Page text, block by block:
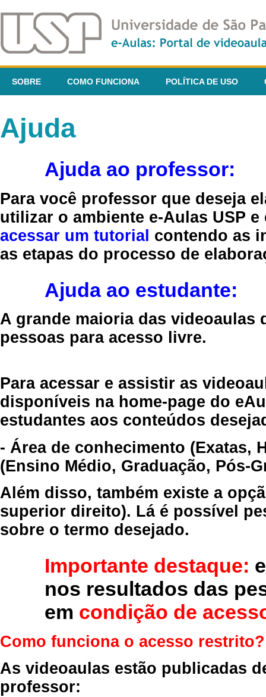
SOBRE COMO FUNCIONA POLÍTICA DE USO
Ajuda
Ajuda ao professor:
Para você professor que deseja
utilizar o ambiente e-Aulas USP
acessar um tutorial contendo as
as etapas do processo de
Ajuda ao estudante:
A grande maioria das videoaulas
pessoas para acesso livre.
Para acessar e assistir as
disponíveis na home-page do
estudantes aos conteúdos
- Área de conhecimento (Exatas,
(Ensino Médio, Graduação, Pós-
Além disso, também existe a
superior direito). Lá é possível
sobre o termo desejado.
Importante destaque:
nos resultados das
em condição de
Como funciona o acesso restrito?
As videoaulas estão publicadas
professor: